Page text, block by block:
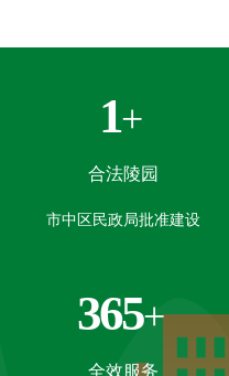
1+
合法陵园
市中区民政局批准建设
365+
全效服务